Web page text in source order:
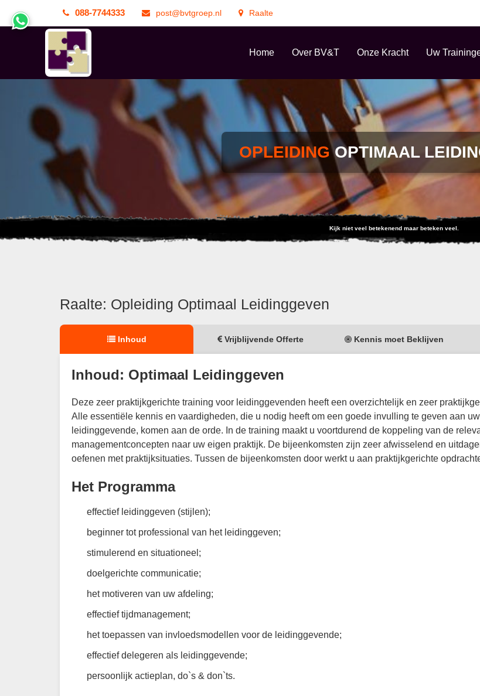
088-7744333 post@bvtgroep.nl Raalte
Home Over BV&T Onze Kracht Uw
OPLEIDINGOPTIMAAL
Kijk niet veel betekenend maar beteken veel.
Raalte: Opleiding Optimaal Leidinggeven
Inhoud Vrijblijvende Offerte Kennis moet Beklijven
Inhoud: Optimaal Leidinggeven
Deze zeer praktijkgerichte training voor leidinggevenden heeft een overzichtelijk en zeer
Alle essentiële kennis en vaardigheden, die u nodig heeft om een goede invulling te geven aan
leidinggevende, komen aan de orde. In de training maakt u voortdurend de koppeling van de
managementconcepten naar uw eigen praktijk. De bijeenkomsten zijn zeer afwisselend en
oefenen met praktijksituaties. Tussen de bijeenkomsten door werkt u aan praktijkgerichte
Het Programma
effectief leidinggeven (stijlen);
beginner tot professional van het leidinggeven;
stimulerend en situationeel;
doelgerichte communicatie;
het motiveren van uw afdeling;
effectief tijdmanagement;
het toepassen van invloedsmodellen voor de leidinggevende;
effectief delegeren als leidinggevende;
persoonlijk actieplan, do`s & don`ts.